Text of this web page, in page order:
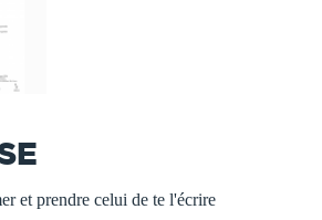
et prendre celui de te l'écrire